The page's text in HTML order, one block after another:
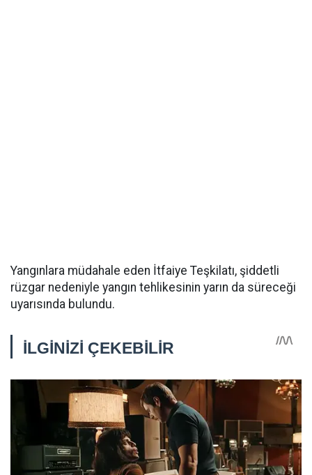
Yangınlara müdahale eden İtfaiye Teşkilatı, şiddetli
rüzgar nedeniyle yangın tehlikesinin yarın da süreceği
uyarısında bulundu.